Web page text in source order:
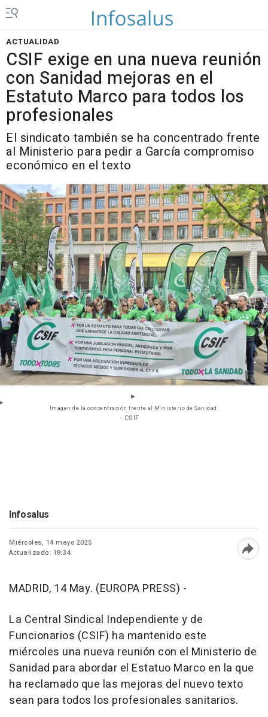
ACTUALIDAD
CSIF exige en una nueva reunión
con Sanidad mejoras en el
Estatuto Marco para todos los
profesionales
El sindicato también se ha concentrado frente
al Ministerio para pedir a García compromiso
económico en el texto
Imagen de la concentración frente al Ministerio de Sanidad.
- CSIF
Infosalus
Miércoles, 14 mayo 2025
Actualizado: 18:34
MADRID, 14 May. (EUROPA PRESS) -
La Central Sindical Independiente y de
Funcionarios (CSIF) ha mantenido este
miércoles una nueva reunión con el Ministerio de
Sanidad para abordar el Estatuo Marco en la que
ha reclamado que las mejoras del nuevo texto
sean para todos los profesionales sanitarios.